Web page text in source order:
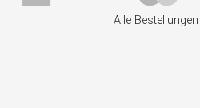
Alle